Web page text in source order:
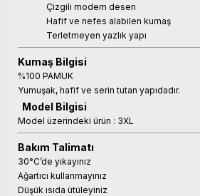
Çizgili modern desen
Hafif ve nefes alabilen kumaş
Terletmeyen yazlık yapı
Kumaş Bilgisi
%100 PAMUK
Yumuşak, hafif ve serin tutan yapıdadır.
Model Bilgisi
Model üzerindeki ürün : 3XL
Bakım Talimatı
30°C’de yıkayınız
Ağartıcı kullanmayınız
Düşük ısıda ütüleyiniz